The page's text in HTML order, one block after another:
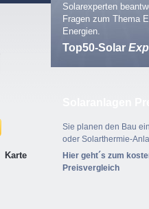
Karte
Solarexperten
Fragen zum Thema
Energien.
Top50-Solar
Sie planen den Bau
oder Solarthermie-
Hier geht´s zum
Preisvergleich